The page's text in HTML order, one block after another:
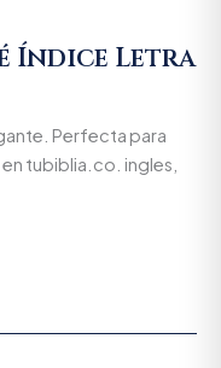
Índice Letra
Perfecta para
tubiblia.co. ingles,